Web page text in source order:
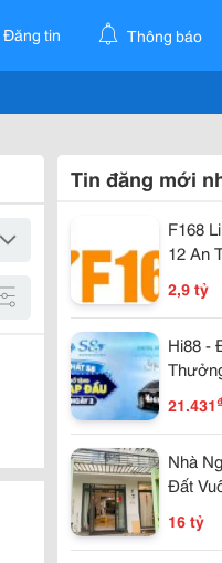
Đăng tin Thông báo
Tin đăng mới
F168
12 An
2,9 tỷ
Hi88 -
21.431₫
Nhà
Đất
16 tỷ